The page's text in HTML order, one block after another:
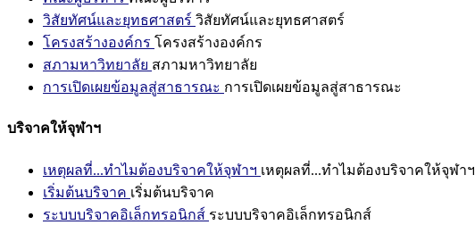
วิสัยทัศน์และยุทธศาสตร์ วิสัยทัศน์และยุทธศาสตร์
โครงสร้างองค์กร โครงสร้างองค์กร
สภามหาวิทยาลัย สภามหาวิทยาลัย
การเปิดเผยข้อมูลสู่สาธารณะ การเปิดเผยข้อมูลสู่สาธารณะ
บริจาคให้จุฬาฯ
เหตุผลที่...ทำไมต้องบริจาคให้จุฬาฯ เหตุผลที่...ทำไมต้องบริจาคให้จุฬาฯ
เริ่มต้นบริจาค เริ่มต้นบริจาค
ระบบบริจาคอิเล็กทรอนิกส์ ระบบบริจาคอิเล็กทรอนิกส์